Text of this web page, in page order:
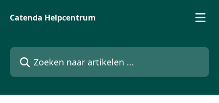
Catenda Helpcentrum
Zoeken naar artikelen ...